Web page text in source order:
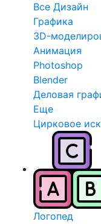
Все Дизайн
Графика
3D-
Анимация
Photoshop
Blender
Деловая
Еще
Цирковое
Логопед